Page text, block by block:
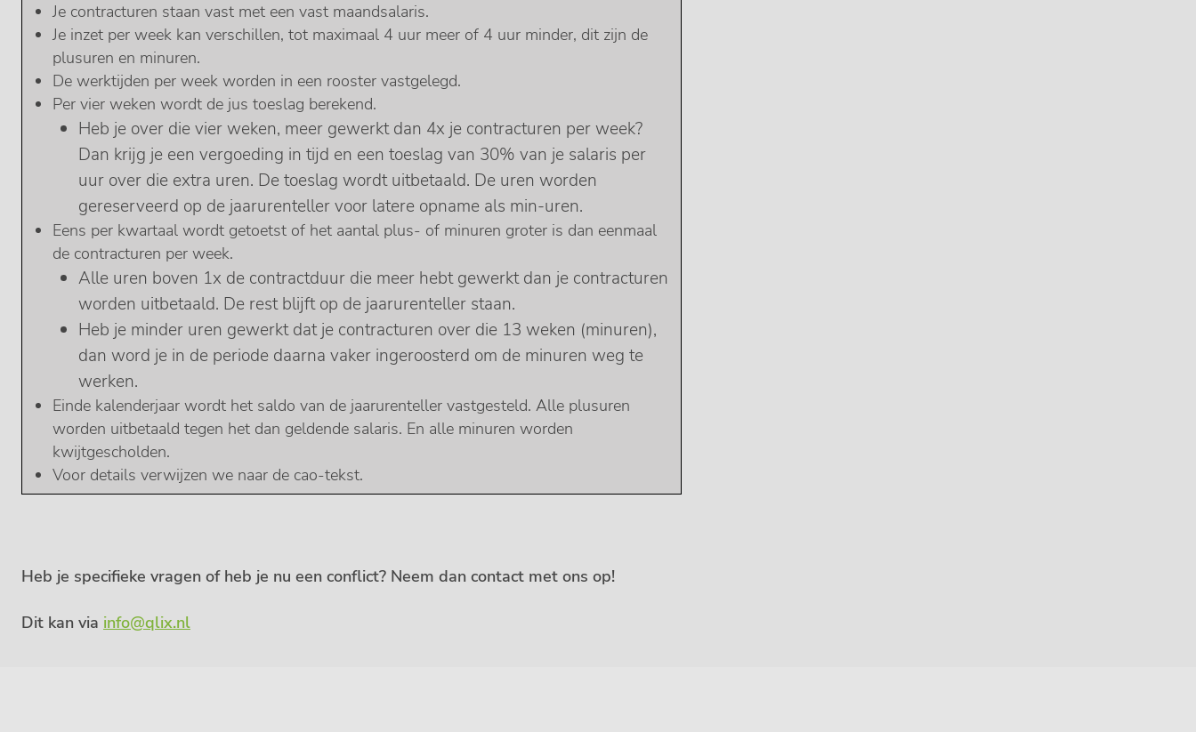
Je contracturen staan vast met een vast maandsalaris.
Je inzet per week kan verschillen, tot maximaal 4 uur meer of 4 uur minder, dit zijn de
plusuren en minuren.
De werktijden per week worden in een rooster vastgelegd.
Per vier weken wordt de jus toeslag berekend.
Heb je over die vier weken, meer gewerkt dan 4x je contracturen per week?
Dan krijg je een vergoeding in tijd en een toeslag van 30% van je salaris per
uur over die extra uren. De toeslag wordt uitbetaald. De uren worden
gereserveerd op de jaarurenteller voor latere opname als min-uren.
Eens per kwartaal wordt getoetst of het aantal plus- of minuren groter is dan eenmaal
de contracturen per week.
Alle uren boven 1x de contractduur die meer hebt gewerkt dan je contracturen
worden uitbetaald. De rest blijft op de jaarurenteller staan.
Heb je minder uren gewerkt dat je contracturen over die 13 weken (minuren),
dan word je in de periode daarna vaker ingeroosterd om de minuren weg te
werken.
Einde kalenderjaar wordt het saldo van de jaarurenteller vastgesteld. Alle plusuren
worden uitbetaald tegen het dan geldende salaris. En alle minuren worden
kwijtgescholden.
Voor details verwijzen we naar de cao-tekst.
Heb je specifieke vragen of heb je nu een conflict? Neem dan contact met ons op!
Dit kan via info@qlix.nl